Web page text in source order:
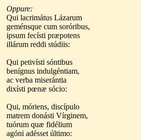
Oppure:
Qui lacrimátus Lázarum
geménsque cum soróribus,
ipsum fecísti præpotens
illárum reddi stúdiis:
Qui petivísti sóntibus
benígnus indulgéntiam,
ac verba miserántia
dixísti pœnæ sócio:
Qui, móriens, discípulo
matrem donásti Vírginem,
tuórum quæ fidélium
agóni adésset último: